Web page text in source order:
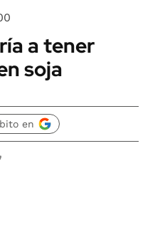
a tener
soja
en